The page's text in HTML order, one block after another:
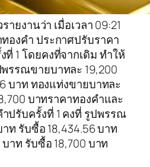
ยงานว่า เมื่อเวลา 09:21
องคำ ประกาศปรับราคา
ที่ 1 โดยคงที่จากเดิม ทำให้
รรณขายบาทละ 19,200
บาท ทองแท่งขายบาทละ
บาทราคาทองคำและ
ปรับครั้งที่ 1 คงที่ รูปพรรณ
ท รับซื้อ 18,434.56 บาท
าท รับซื้อ 18,700 บาท